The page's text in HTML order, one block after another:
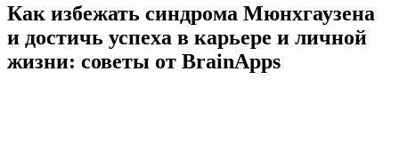
Как избежать синдрома Мюнхгаузена
и достичь успеха в карьере и личной
жизни: советы от BrainApps